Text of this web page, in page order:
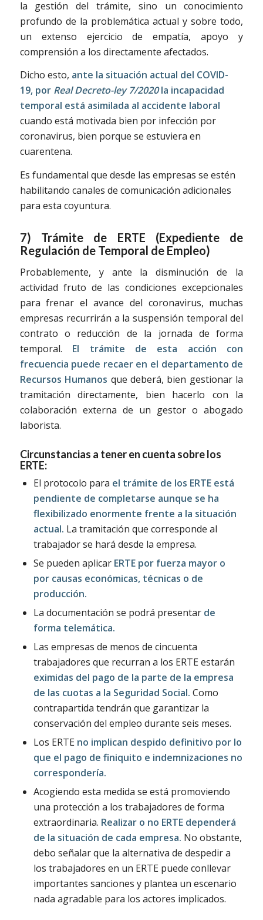
la gestión del trámite, sino un conocimiento
profundo de la problemática actual y sobre todo,
un extenso ejercicio de empatía, apoyo y
comprensión a los directamente afectados.
Dicho esto, ante la situación actual del COVID-
19, por Real Decreto-ley 7/2020la incapacidad
temporal está asimilada al accidente laboral
cuando está motivada bien por infección por
coronavirus, bien porque se estuviera en
cuarentena.
Es fundamental que desde las empresas se estén
habilitando canales de comunicación adicionales
para esta coyuntura.
7) Trámite de ERTE (Expediente de
Regulación de Temporal de Empleo)
Probablemente, y ante la disminución de la
actividad fruto de las condiciones excepcionales
para frenar el avance del coronavirus, muchas
empresas recurrirán a la suspensión temporal del
contrato o reducción de la jornada de forma
temporal. El trámite de esta acción con
frecuencia puede recaer en el departamento de
Recursos Humanos que deberá, bien gestionar la
tramitación directamente, bien hacerlo con la
colaboración externa de un gestor o abogado
laborista.
Circunstancias a tener en cuenta sobre los
ERTE:
El protocolo para el trámite de los ERTE está
pendiente de completarse aunque se ha
flexibilizado enormente frente a la situación
actual. La tramitación que corresponde al
trabajador se hará desde la empresa.
Se pueden aplicar ERTE por fuerza mayor o
por causas económicas, técnicas o de
producción.
La documentación se podrá presentar de
forma telemática.
Las empresas de menos de cincuenta
trabajadores que recurran a los ERTE estarán
eximidas del pago de la parte de la empresa
de las cuotas a la Seguridad Social. Como
contrapartida tendrán que garantizar la
conservación del empleo durante seis meses.
Los ERTE no implican despido definitivo por lo
que el pago de finiquito e indemnizaciones no
correspondería.
Acogiendo esta medida se está promoviendo
una protección a los trabajadores de forma
extraordinaria. Realizar o no ERTE dependerá
de la situación de cada empresa. No obstante,
debo señalar que la alternativa de despedir a
los trabajadores en un ERTE puede conllevar
importantes sanciones y plantea un escenario
nada agradable para los actores implicados.